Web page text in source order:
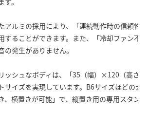
アルミの採用により、「連続動作時の信頼性
することができます。また、「冷却ファン不
の発生がありません。
ッシュなボディは、「35（幅）×120（高さ
サイズを実現しています。B6サイズほどの大
、横置きが可能」で、縦置き用の専用スタン